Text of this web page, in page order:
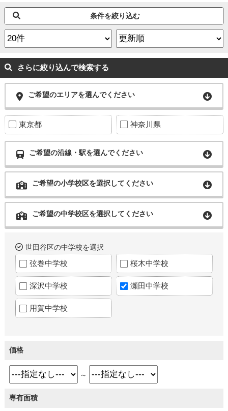
条件を絞り込む
さらに絞り込んで検索する
ご希望のエリアを選んでください
東京都 神奈川県
ご希望の沿線・駅を選んでください
ご希望の小学校区を選択してください
ご希望の中学校区を選択してください
世田谷区の中学校を選択
弦巻中学校 桜木中学校
深沢中学校 瀬田中学校
用賀中学校
価格
～
専有面積